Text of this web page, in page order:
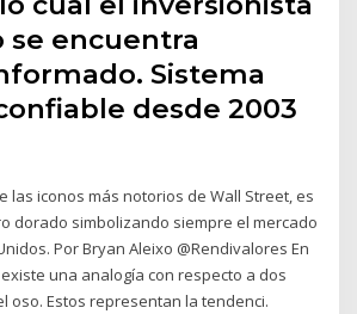
se encuentra
Sistema
desde 2003
las iconos más notorios de Wall Street, es
dorado simbolizando siempre el mercado
Por Bryan Aleixo @Rendivalores En
una analogía con respecto a dos
oso. Estos representan la tendenci.